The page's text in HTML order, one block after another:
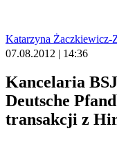
Katarzyna Żaczkiewicz-
07.08.2012 | 14:36
Kancelaria
Deutsche
transakcji z